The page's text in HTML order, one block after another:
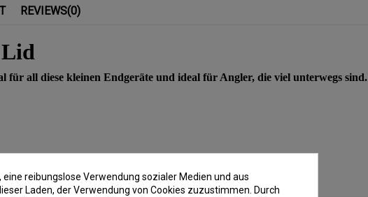
REVIEWS(0)
all diese kleinen Endgeräte und ideal für Angler, die viel unterwegs sind.
reibungslose Verwendung sozialer Medien und aus
Laden, der Verwendung von Cookies zuzustimmen. Durch